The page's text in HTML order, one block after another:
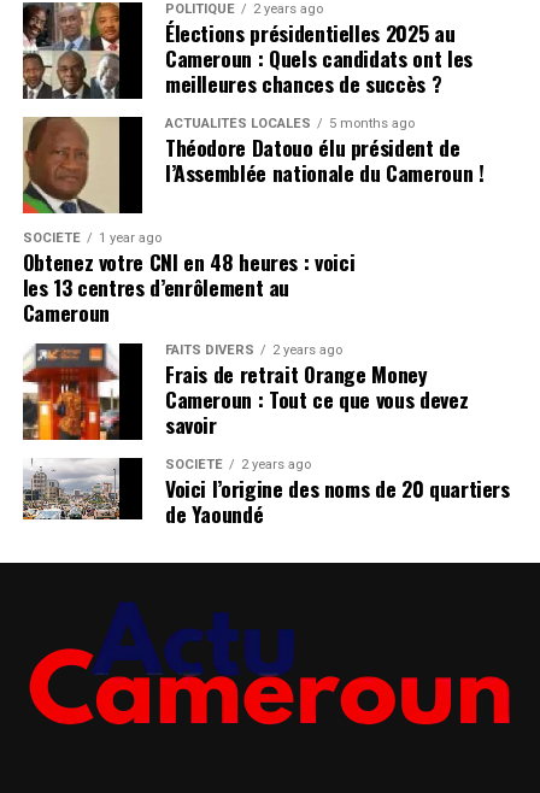
POLITIQUE 2 years ago
Élections présidentielles 2025 au
Cameroun : Quels candidats ont les
meilleures chances de succès ?
ACTUALITÉS LOCALES 5 months ago
Théodore Datouo élu président de
l’Assemblée nationale du Cameroun !
SOCIÉTÉ 1 year ago
Obtenez votre CNI en 48 heures : voici
les 13 centres d’enrôlement au
Cameroun
FAITS DIVERS 2 years ago
Frais de retrait Orange Money
Cameroun : Tout ce que vous devez
savoir
SOCIÉTÉ 2 years ago
Voici l’origine des noms de 20 quartiers
de Yaoundé